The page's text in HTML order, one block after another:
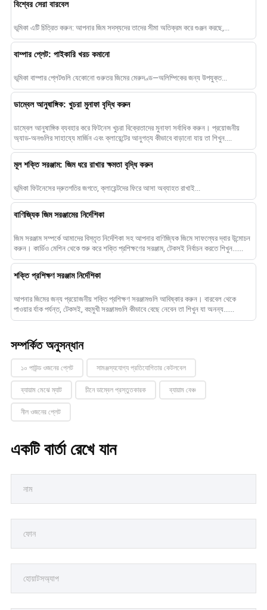
বিশ্বের সেরা বারবেল
ভূমিকা এটি চিত্রিত করুন: আপনার জিম সদস্যদের তাদের সীমা অতিক্রম করে গুঞ্জন করছে,...
বাম্পার প্লেট: পাইকারি খরচ কমানো
ভূমিকা বাম্পার প্লেটগুলি যেকোনো গুরুতর জিমের মেরুদণ্ড—অলিম্পিকের জন্য উপযুক্ত...
ডাম্বেল আনুষাঙ্গিক: খুচরা মুনাফা বৃদ্ধি করুন
ডাম্বেল আনুষাঙ্গিক ব্যবহার করে ফিটনেস খুচরা বিক্রেতাদের মুনাফা সর্বাধিক করুন। প্রয়োজনীয়
অ্যাড-অনগুলির সাহায্যে মার্জিন এবং ক্লায়েন্টের আনুগত্য কীভাবে বাড়ানো যায় তা শিখুন....
মূল শক্তি সরঞ্জাম: জিম ধরে রাখার ক্ষমতা বৃদ্ধি করুন
ভূমিকা ফিটনেসের দ্রুতগতির জগতে, ক্লায়েন্টদের ফিরে আসা অব্যাহত রাখাই...
বাণিজ্যিক জিম সরঞ্জামের নির্দেশিকা
জিম সরঞ্জাম সম্পর্কে আমাদের বিস্তৃত নির্দেশিকা সহ আপনার বাণিজ্যিক জিমে সাফল্যের দ্বার উন্মোচন
করুন। কার্ডিও মেশিন থেকে শুরু করে শক্তি প্রশিক্ষণের সরঞ্জাম, টেকসই নির্বাচন করতে শিখুন......
শক্তি প্রশিক্ষণ সরঞ্জাম নির্দেশিকা
আপনার জিমের জন্য প্রয়োজনীয় শক্তি প্রশিক্ষণ সরঞ্জামগুলি আবিষ্কার করুন। বারবেল থেকে
পাওয়ার র্যাক পর্যন্ত, টেকসই, বহুমুখী সরঞ্জামগুলি কীভাবে বেছে নেবেন তা শিখুন যা অনন্য......
সম্পর্কিত অনুসন্ধান
১০ পাউন্ড ওজনের প্লেট সামঞ্জস্যযোগ্য প্রতিযোগিতার কেটলবেল
ব্যায়াম মেঝে ম্যাট চীনে ডাম্বেল প্রস্তুতকারক ব্যায়াম বেঞ্চ
নীল ওজনের প্লেট
একটি বার্তা রেখে যান